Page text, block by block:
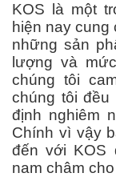
KOS là một
hiện nay
những sản
lượng và
chúng tôi
chúng tôi
định nghiêm
Chính vì vậy
đến với KOS
nam châm